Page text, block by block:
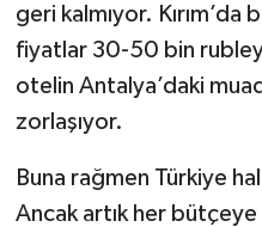
geri kalmıyor.
fiyatlar 30-50 bin
otelin Antalya’daki
zorlaşıyor.
Buna rağmen Türkiye
Ancak artık her